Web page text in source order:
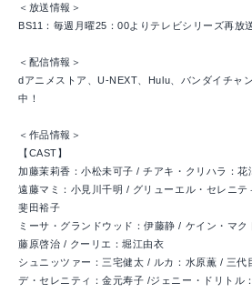
＜放送情報＞
BS11：毎週月曜25：00よりテレビシリーズ再放
＜配信情報＞
dアニメストア、U-NEXT、Hulu、バンダイチャ
中！
＜作品情報＞
【CAST】
加藤茉莉香：小松未可子 / チアキ・クリハラ：花
遠藤マミ：小見川千明 / グリューエル・セレニテ
斐田裕子
ミーサ・グランドウッド：伊藤静 / ケイン・マク
藤原啓治 / クーリエ：堀江由衣
シュニッツァー：三宅健太 / ルカ：水原薫 / 三代
デ・セレニティ：金元寿子 /ジェニー・ドリトル